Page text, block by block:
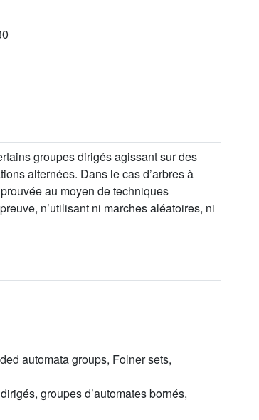
groupes dirigés agissant sur des
alternées. Dans le cas d’arbres à
au moyen de techniques
n’utilisant ni marches aléatoires, ni
automata groups, Folner sets,
groupes d’automates bornés,